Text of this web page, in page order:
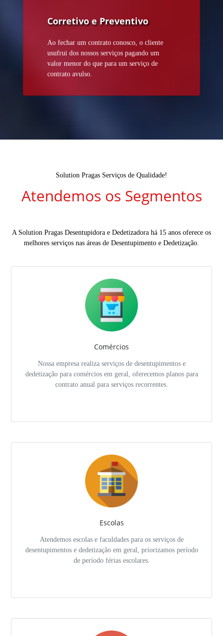
Corretivo e Preventivo
Ao fechar um contrato conosco, o cliente
usufrui dos nossos serviços pagando um
valor menor do que para um serviço de
contrato avulso.
Solution Pragas Serviços de Qualidade!
Atendemos os Segmentos
A Solution Pragas Desentupidora e Dedetizadora há 15 anos oferece os
melhores serviços nas áreas de Desentupimento e Dedetização.
Comércios
Nossa empresa realiza serviços de desentupimentos e
dedetização para comércios em geral, oferecemos planos para
contrato anual para serviços recorrentes.
Escolas
Atendemos escolas e faculdades para os serviços de
desentupimentos e dedetização em geral, priorizamos período
de período férias escolares.